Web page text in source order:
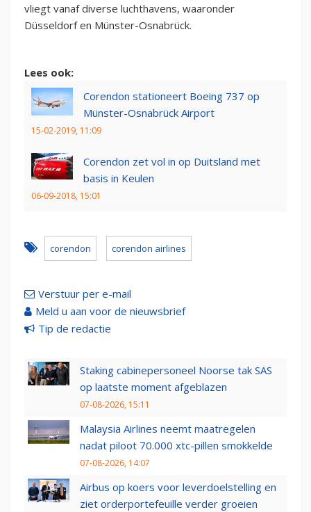
vliegt vanaf diverse luchthavens, waaronder
Düsseldorf en Münster-Osnabrück.
Lees ook:
Corendon stationeert Boeing 737 op
Münster-Osnabrück Airport
15-02-2019, 11:09
Corendon zet vol in op Duitsland met
basis in Keulen
06-09-2018, 15:01
corendon corendon airlines
Verstuur per e-mail
Meld u aan voor de nieuwsbrief
Tip de redactie
Staking cabinepersoneel Noorse tak SAS
op laatste moment afgeblazen
07-08-2026, 15:11
Malaysia Airlines neemt maatregelen
nadat piloot 70.000 xtc-pillen smokkelde
07-08-2026, 14:07
Airbus op koers voor leverdoelstelling en
ziet orderportefeuille verder groeien